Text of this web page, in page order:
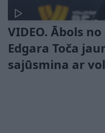
VIDEO. Ābols
Edgara Toča
sajūsmina ar